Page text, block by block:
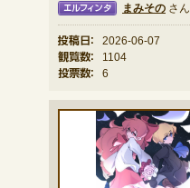
まみその さん
投稿日：
2026-06-07
観覧数：
1104
投票数：
6